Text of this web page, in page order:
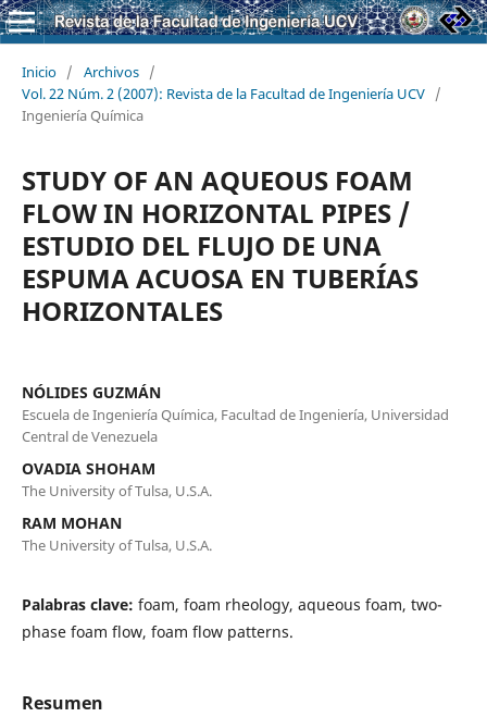
Inicio / Archivos /
Vol. 22 Núm. 2 (2007): Revista de la Facultad de Ingeniería UCV /
Ingeniería Química
STUDY OF AN AQUEOUS FOAM
FLOW IN HORIZONTAL PIPES /
ESTUDIO DEL FLUJO DE UNA
ESPUMA ACUOSA EN TUBERÍAS
HORIZONTALES
NÓLIDES GUZMÁN
Escuela de Ingeniería Química, Facultad de Ingeniería, Universidad
Central de Venezuela
OVADIA SHOHAM
The University of Tulsa, U.S.A.
RAM MOHAN
The University of Tulsa, U.S.A.
Palabras clave: foam, foam rheology, aqueous foam, two-
phase foam flow, foam flow patterns.
Resumen